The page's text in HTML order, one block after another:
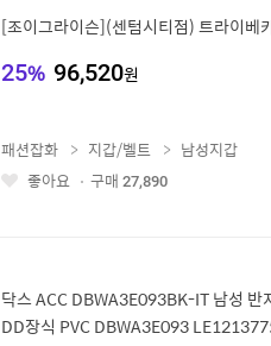
[조이그라이슨](센텀시티점) 트라이베
25% 96,520원
좋
패션잡화 지갑/벨트
남성지갑
좋아요
구매 27,890
닥스 ACC DBWA3E093BK-IT 남성 반
DD장식 PVC DBWA3E093